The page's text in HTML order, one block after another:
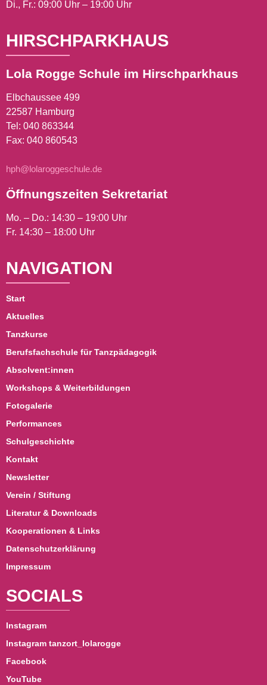
Di., Fr.: 09:00 Uhr – 19:00 Uhr
HIRSCHPARKHAUS
Lola Rogge Schule im Hirschparkhaus
Elbchaussee 499
22587 Hamburg
Tel: 040 863344
Fax: 040 860543
hph@lolaroggeschule.de
Öffnungszeiten Sekretariat
Mo. – Do.: 14:30 – 19:00 Uhr
Fr. 14:30 – 18:00 Uhr
NAVIGATION
Start
Aktuelles
Tanzkurse
Berufsfachschule für Tanzpädagogik
Absolvent:innen
Workshops & Weiterbildungen
Fotogalerie
Performances
Schulgeschichte
Kontakt
Newsletter
Verein / Stiftung
Literatur & Downloads
Kooperationen & Links
Datenschutzerklärung
Impressum
SOCIALS
Instagram
Instagram tanzort_lolarogge
Facebook
YouTube